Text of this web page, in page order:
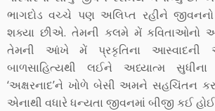
ભાગદોડ વચ્ચે પણ અલિપ્ત રહીને
શક્યા છીએ. તેમની કલમે મેં કવિતાઓનો
તેમની આંખે મેં પ્રકૃતિના આસ્વાદની
બાળસાહિત્યથી લઈને અધ્યાત્મ સુધીના
‘અક્ષરનાદ’ને ખોળે બેસી અમને સહચિંતન
એનાથી વધારે ધન્યતા જીવનમાં બીજી કઈ